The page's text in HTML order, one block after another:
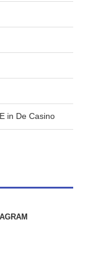
in De Casino